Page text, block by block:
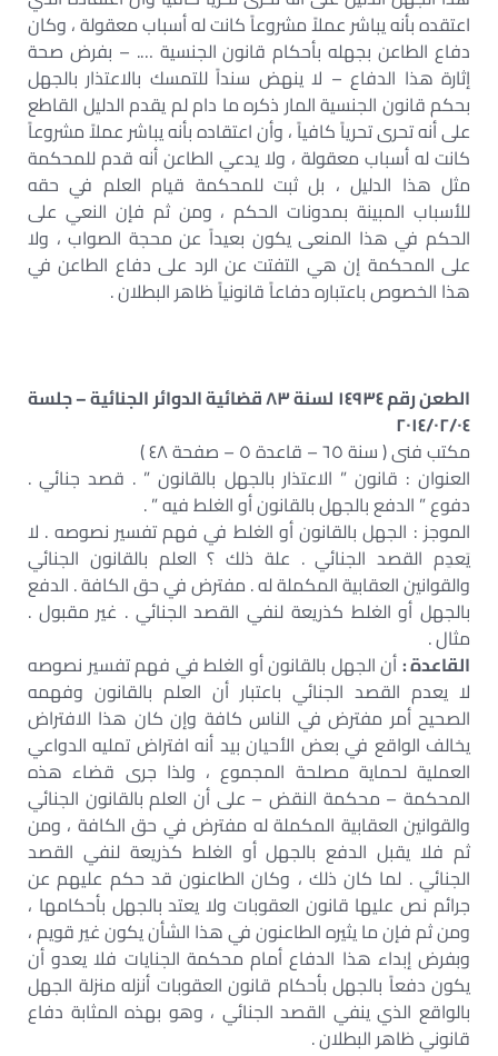
اعتقده بأنه يباشر عملاً مشروعاً كانت له أسباب معقولة ، وكان
دفاع الطاعن بجهله بأحكام قانون الجنسية …. – بفرض صحة
إثارة هذا الدفاع – لا ينهض سنداً للتمسك بالاعتذار بالجهل
بحكم قانون الجنسية المار ذكره ما دام لم يقدم الدليل القاطع
على أنه تحرى تحرياً كافياً ، وأن اعتقاده بأنه يباشر عملاً مشروعاً
كانت له أسباب معقولة ، ولا يدعي الطاعن أنه قدم للمحكمة
مثل هذا الدليل ، بل ثبت للمحكمة قيام العلم في حقه
للأسباب المبينة بمدونات الحكم ، ومن ثم فإن النعي على
الحكم في هذا المنعى يكون بعيداً عن محجة الصواب ، ولا
على المحكمة إن هي التفتت عن الرد على دفاع الطاعن في
هذا الخصوص باعتباره دفاعاً قانونياً ظاهر البطلان .
الطعن رقم ١٤٩٣٤ لسنة ٨٣ قضائية الدوائر الجنائية – جلسة
٢٠١٤/٠٢/٠٤
مكتب فنى ( سنة ٦٥ – قاعدة ٥ – صفحة ٤٨ )
العنوان : قانون ” الاعتذار بالجهل بالقانون ‏” . قصد جنائي .
دفوع ” الدفع بالجهل بالقانون أو الغلط فيه ” .
الموجز : الجهل بالقانون أو الغلط في فهم تفسير نصوصه . لا
يَعدِم القصد الجنائي . علة ذلك ؟ العلم بالقانون الجنائي
والقوانين العقابية المكملة له . مفترض في حق الكافة . الدفع
بالجهل أو الغلط كذريعة لنفي القصد الجنائي . غير مقبول .
مثال .
القاعدة :أن الجهل بالقانون أو الغلط في فهم تفسير نصوصه
لا يعدم القصد الجنائي باعتبار أن العلم بالقانون وفهمه
الصحيح أمر مفترض في الناس كافة وإن كان هذا الافتراض
يخالف الواقع في بعض الأحيان بيد أنه افتراض تمليه الدواعي
العملية لحماية مصلحة المجموع ، ولذا جرى قضاء هذه
المحكمة – محكمة النقض – على أن العلم بالقانون الجنائي
والقوانين العقابية المكملة له مفترض في حق الكافة ، ومن
ثم فلا يقبل الدفع بالجهل أو الغلط كذريعة لنفي القصد
الجنائي . لما كان ذلك ، وكان الطاعنون قد حكم عليهم عن
جرائم نص عليها قانون العقوبات ولا يعتد بالجهل بأحكامها ،
ومن ثم فإن ما يثيره الطاعنون في هذا الشأن يكون غير قويم ،
وبفرض إبداء هذا الدفاع أمام محكمة الجنايات فلا يعدو أن
يكون دفعاً بالجهل بأحكام قانون العقوبات أنزله منزلة الجهل
بالواقع الذي ينفي القصد الجنائي ، وهو بهذه المثابة دفاع
قانوني ظاهر البطلان .